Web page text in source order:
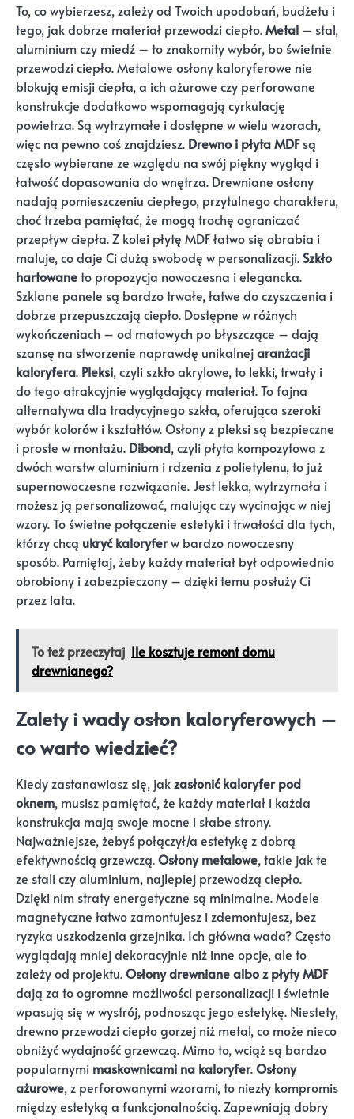
To, co wybierzesz, zależy od Twoich upodobań, budżetu i
tego, jak dobrze materiał przewodzi ciepło.Metal – stal,
aluminium czy miedź – to znakomity wybór, bo świetnie
przewodzi ciepło. Metalowe osłony kaloryferowe nie
blokują emisji ciepła, a ich ażurowe czy perforowane
konstrukcje dodatkowo wspomagają cyrkulację
powietrza. Są wytrzymałe i dostępne w wielu wzorach,
więc na pewno coś znajdziesz. Drewno i płyta MDFsą
często wybierane ze względu na swój piękny wygląd i
łatwość dopasowania do wnętrza. Drewniane osłony
nadają pomieszczeniu ciepłego, przytulnego charakteru,
choć trzeba pamiętać, że mogą trochę ograniczać
przepływ ciepła. Z kolei płytę MDF łatwo się obrabia i
maluje, co daje Ci dużą swobodę w personalizacji.Szkło
hartowaneto propozycja nowoczesna i elegancka.
Szklane panele są bardzo trwałe, łatwe do czyszczenia i
dobrze przepuszczają ciepło. Dostępne w różnych
wykończeniach – od matowych po błyszczące – dają
szansę na stworzenie naprawdę unikalnejaranżacji
kaloryfera. Pleksi, czyli szkło akrylowe, to lekki, trwały i
do tego atrakcyjnie wyglądający materiał. To fajna
alternatywa dla tradycyjnego szkła, oferująca szeroki
wybór kolorów i kształtów. Osłony z pleksi są bezpieczne
i proste w montażu. Dibond, czyli płyta kompozytowa z
dwóch warstw aluminium i rdzenia z polietylenu, to już
supernowoczesne rozwiązanie. Jest lekka, wytrzymała i
możesz ją personalizować, malując czy wycinając w niej
wzory. To świetne połączenie estetyki i trwałości dla tych,
którzy chcą ukryć kaloryferw bardzo nowoczesny
sposób. Pamiętaj, żeby każdy materiał był odpowiednio
obrobiony i zabezpieczony – dzięki temu posłuży Ci
przez lata.
To też przeczytaj Ile kosztuje remont domu
drewnianego?
Zalety i wady osłon kaloryferowych –
co warto wiedzieć?
Kiedy zastanawiasz się, jakzasłonić kaloryfer pod
oknem, musisz pamiętać, że każdy materiał i każda
konstrukcja mają swoje mocne i słabe strony.
Najważniejsze, żebyś połączył/a estetykę z dobrą
efektywnością grzewczą.Osłony metalowe, takie jak te
ze stali czy aluminium, najlepiej przewodzą ciepło.
Dzięki nim straty energetyczne są minimalne. Modele
magnetyczne łatwo zamontujesz i zdemontujesz, bez
ryzyka uszkodzenia grzejnika. Ich główna wada? Często
wyglądają mniej dekoracyjnie niż inne opcje, ale to
zależy od projektu.Osłony drewniane albo z płyty MDF
dają za to ogromne możliwości personalizacji i świetnie
wpasują się w wystrój, podnosząc jego estetykę. Niestety,
drewno przewodzi ciepło gorzej niż metal, co może nieco
obniżyć wydajność grzewczą. Mimo to, wciąż są bardzo
popularnymi maskownicami na kaloryfer.Osłony
ażurowe, z perforowanymi wzorami, to niezły kompromis
między estetyką a funkcjonalnością. Zapewniają dobry